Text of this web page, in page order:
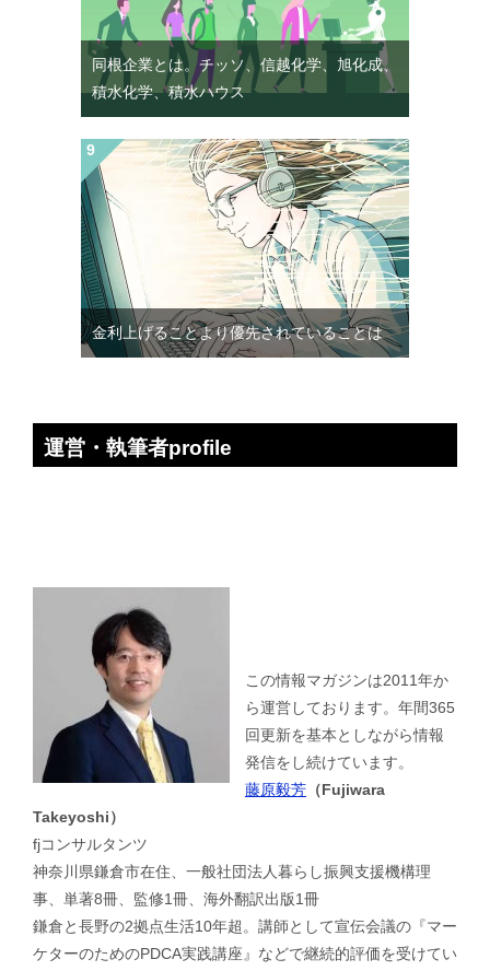
同根企業とは。チッソ、信越化学、旭化成、
積水化学、積水ハウス
金利上げることより優先されていることは
運営・執筆者profile
この情報マガジンは2011年か
ら運営しております。年間365
回更新を基本としながら情報
発信をし続けています。
藤原毅芳 （Fujiwara
Takeyoshi）
fjコンサルタンツ
神奈川県鎌倉市在住、一般社団法人暮らし振興支援機構理
事、単著8冊、監修1冊、海外翻訳出版1冊
鎌倉と長野の2拠点生活10年超。講師として宣伝会議の『マー
ケターのためのPDCA実践講座』などで継続的評価を受けてい